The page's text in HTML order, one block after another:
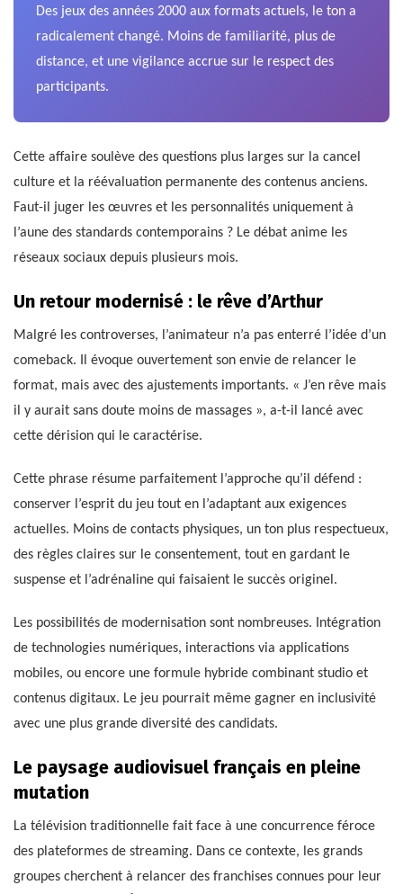
Des jeux des années 2000 aux formats actuels, le ton a
radicalement changé. Moins de familiarité, plus de
distance, et une vigilance accrue sur le respect des
participants.
Cette affaire soulève des questions plus larges sur la cancel
culture et la réévaluation permanente des contenus anciens.
Faut-il juger les œuvres et les personnalités uniquement à
l’aune des standards contemporains ? Le débat anime les
réseaux sociaux depuis plusieurs mois.
Un retour modernisé : le rêve d’Arthur
Malgré les controverses, l’animateur n’a pas enterré l’idée d’un
comeback. Il évoque ouvertement son envie de relancer le
format, mais avec des ajustements importants. « J’en rêve mais
il y aurait sans doute moins de massages », a-t-il lancé avec
cette dérision qui le caractérise.
Cette phrase résume parfaitement l’approche qu’il défend :
conserver l’esprit du jeu tout en l’adaptant aux exigences
actuelles. Moins de contacts physiques, un ton plus respectueux,
des règles claires sur le consentement, tout en gardant le
suspense et l’adrénaline qui faisaient le succès originel.
Les possibilités de modernisation sont nombreuses. Intégration
de technologies numériques, interactions via applications
mobiles, ou encore une formule hybride combinant studio et
contenus digitaux. Le jeu pourrait même gagner en inclusivité
avec une plus grande diversité des candidats.
Le paysage audiovisuel français en pleine
mutation
La télévision traditionnelle fait face à une concurrence féroce
des plateformes de streaming. Dans ce contexte, les grands
groupes cherchent à relancer des franchises connues pour leur